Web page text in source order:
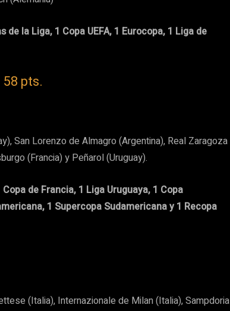
la Liga, 1 Copa UEFA, 1 Eurocopa, 1 Liga de
pts.
San Lorenzo de Almagro (Argentina), Real Zaragoza
(Francia) y Peñarol (Uruguay).
de Francia, 1 Liga Uruguaya, 1 Copa
1 Supercopa Sudamericana y 1 Recopa
(Italia), Internazionale de Milan (Italia), Sampdoria